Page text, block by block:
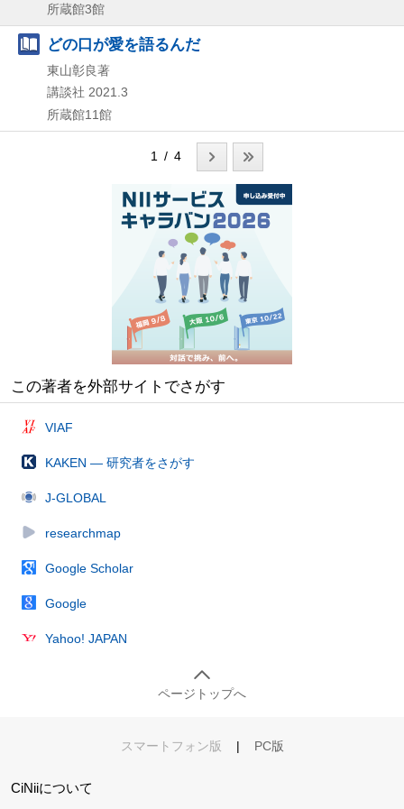
所蔵館3館
どの口が愛を語るんだ
東山彰良著
講談社 2021.3
所蔵館11館
1 / 4
この著者を外部サイトでさがす
VIAF
KAKEN — 研究者をさがす
J-GLOBAL
researchmap
Google Scholar
Google
Yahoo! JAPAN
ページトップへ
スマートフォン版 | PC版
CiNiiについて